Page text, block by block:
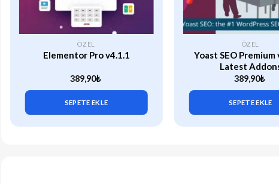
ÖZEL
Elementor Pro v4.1.1
389,90₺
SEPETE EKLE
ÖZEL
Yoast SEO Premium
Latest
389,90₺
SEPETE EKLE